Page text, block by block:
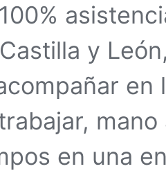
100%
y
en una